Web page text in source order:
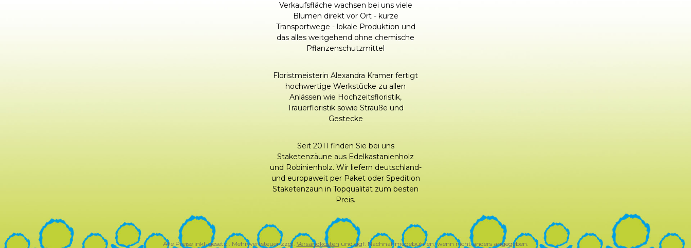
Verkaufsfläche wachsen bei uns viele
Blumen direkt vor Ort - kurze
Transportwege - lokale Produktion und
das alles weitgehend ohne chemische
Pflanzenschutzmittel
Floristmeisterin Alexandra Kramer fertigt
hochwertige Werkstücke zu allen
Anlässen wie Hochzeitsfloristik,
Trauerfloristik sowie Sträuße und
Gestecke
Seit 2011 finden Sie bei uns
Staketenzäune aus Edelkastanienholz
und Robinienholz. Wir liefern deutschland-
und europaweit per Paket oder Spedition
Staketenzaun in Topqualität zum besten
Preis.
Alle Preise inkl. gesetzl. Mehrwertsteuer zzgl.Versandkosten und ggf. Nachnahmegebühren, wenn nicht anders angegeben.